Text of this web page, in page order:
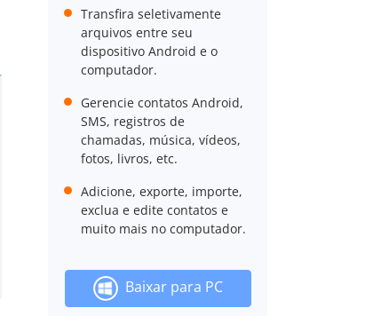
Transfira seletivamente
arquivos entre seu
dispositivo Android e o
computador.
Gerencie contatos Android,
SMS, registros de
chamadas, música, vídeos,
fotos, livros, etc.
Adicione, exporte, importe,
exclua e edite contatos e
muito mais no computador.
Baixar para PC